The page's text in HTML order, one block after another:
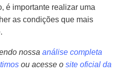
é importante realizar uma
as condições que mais
nossa análise completa
ou acesse o site oficial da